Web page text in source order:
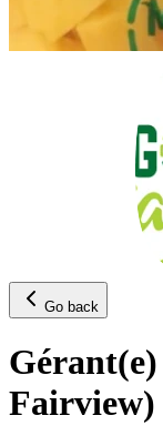
Go back
Fairview)